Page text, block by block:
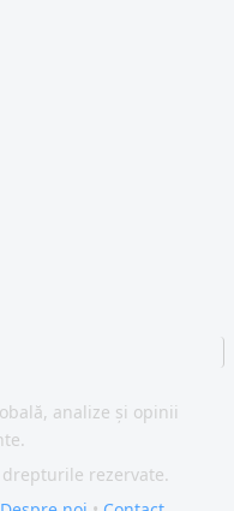
analize și opinii
drepturile rezervate.